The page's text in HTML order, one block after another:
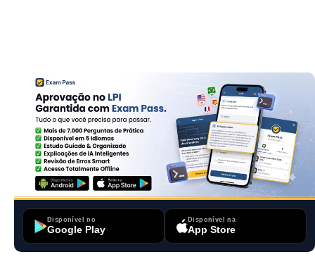
Disponível no
Google Play
Disponível na
App Store